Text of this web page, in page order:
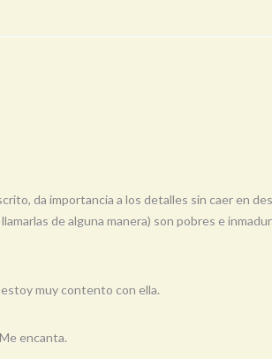
da importancia a los detalles sin caer en
de alguna manera) son pobres e
muy contento con ella.
encanta.